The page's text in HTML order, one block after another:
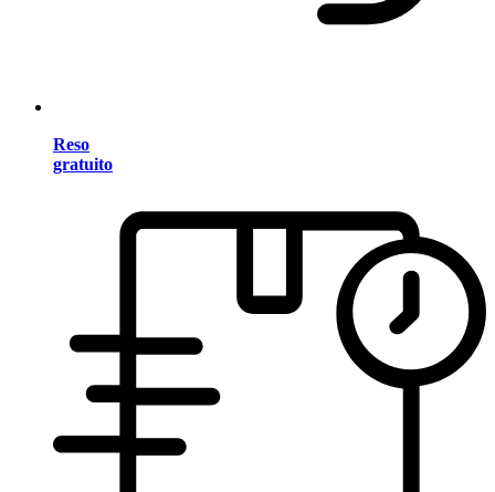
Reso
gratuito